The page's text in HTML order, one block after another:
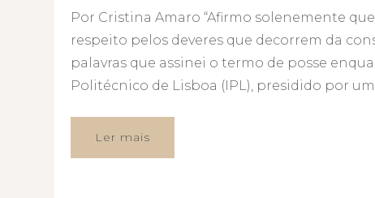
Por Cristina Amaro “Afirmo solenemente
respeito pelos deveres que decorrem da
palavras que assinei o termo de posse
Politécnico de Lisboa (IPL), presidido por
Ler mais